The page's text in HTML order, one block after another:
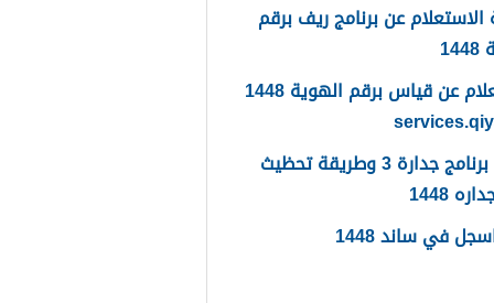
عن برنامج ريف برقم
الاستعلام عن قياس برقم الهوية 1448
ما هو برنامج جدارة 3 وطريقة تحظيث
1448
في ساند 1448